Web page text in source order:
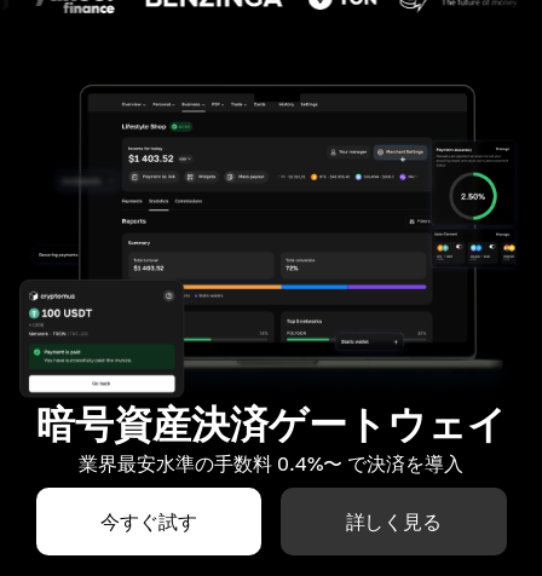
暗号資産決済ゲートウェイ
業界最安水準の手数料 0.4%〜 で決済を導入
今すぐ試す 詳しく見る